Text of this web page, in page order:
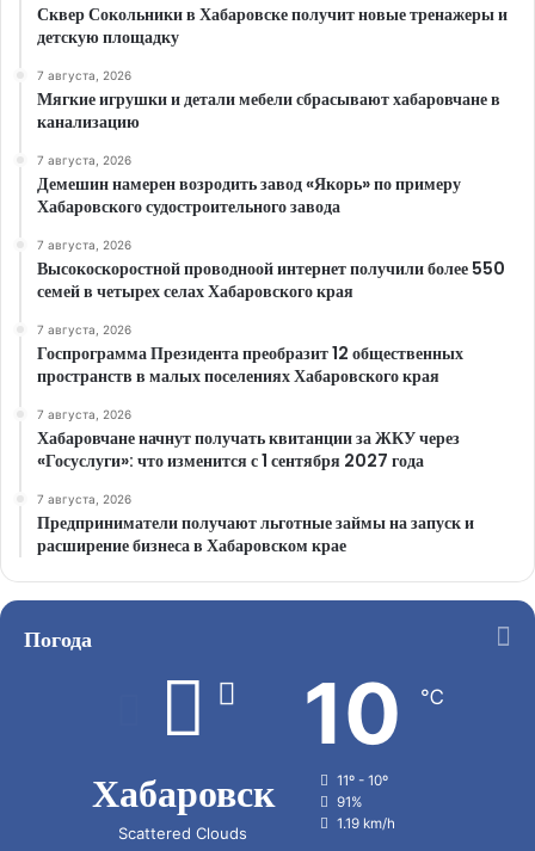
Сквер Сокольники в Хабаровске получит новые тренажеры и
детскую площадку
7 августа, 2026
Мягкие игрушки и детали мебели сбрасывают хабаровчане в
канализацию
7 августа, 2026
Демешин намерен возродить завод «Якорь» по примеру
Хабаровского судостроительного завода
7 августа, 2026
Высокоскоростной проводноой интернет получили более 550
семей в четырех селах Хабаровского края
7 августа, 2026
Госпрограмма Президента преобразит 12 общественных
пространств в малых поселениях Хабаровского края
7 августа, 2026
Хабаровчане начнут получать квитанции за ЖКУ через
«Госуслуги»: что изменится с 1 сентября 2027 года
7 августа, 2026
Предприниматели получают льготные займы на запуск и
расширение бизнеса в Хабаровском крае
Погода
Хабаровск
Scattered Clouds
10 ℃
11º - 10º
91%
1.19 km/h